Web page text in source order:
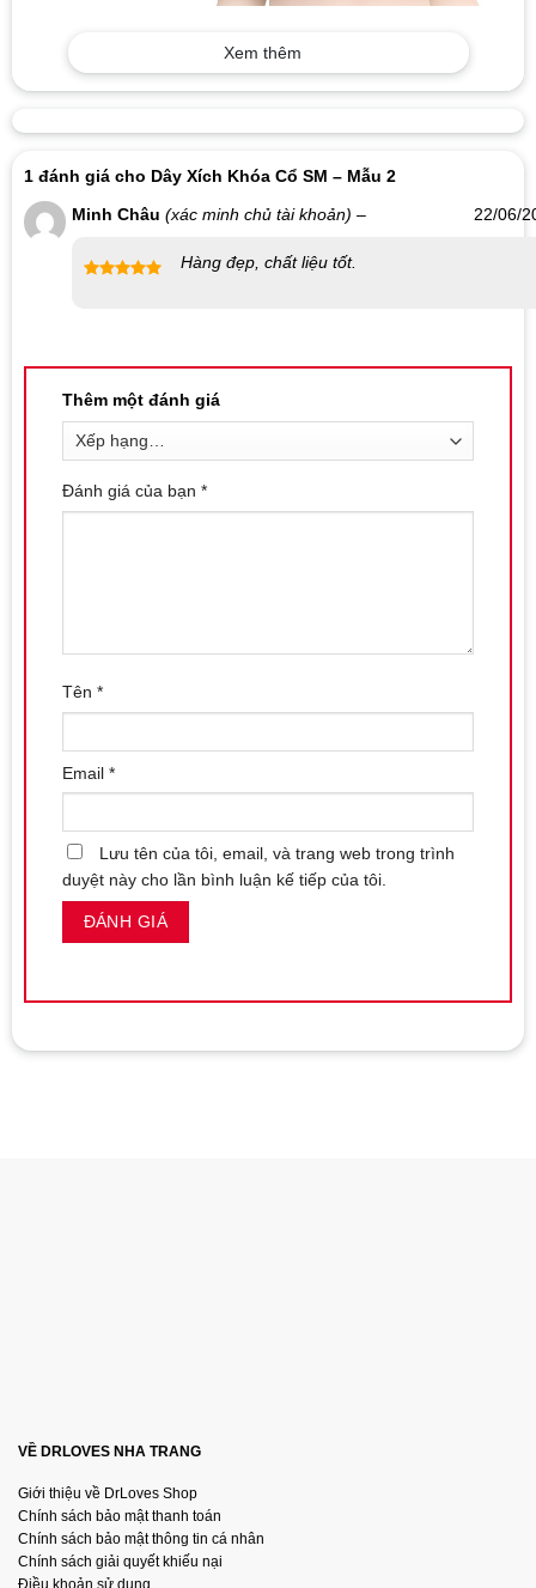
Xem thêm
1 đánh giá cho Dây Xích Khóa Cổ SM – Mẫu 2
Minh Châu (xác minh chủ tài khoản) – 22/06/
Hàng đẹp, chất liệu tốt.
Thêm một đánh giá
Đánh giá của bạn *
Tên *
Email *
Lưu tên của tôi, email, và trang web trong trình
duyệt này cho lần bình luận kế tiếp của tôi.
VỀ DRLOVES NHA TRANG
Giới thiệu về DrLoves Shop
Chính sách bảo mật thanh toán
Chính sách bảo mật thông tin cá nhân
Chính sách giải quyết khiếu nại
Điều khoản sử dụng